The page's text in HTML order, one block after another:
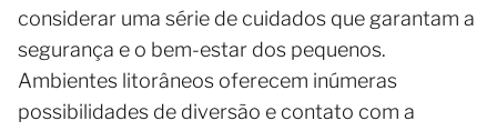
considerar uma série de cuidados que garantam a
segurança e o bem-estar dos pequenos.
Ambientes litorâneos oferecem inúmeras
possibilidades de diversão e contato com a